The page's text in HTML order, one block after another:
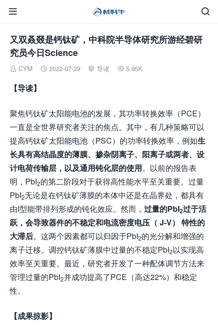


又双叒叕是钙钛矿，中科院半导体研究所游经碧研
究员今日Science
 CYM  2022-07-29  导读  5.95K
【导读】
聚焦钙钛矿太阳能电池的发展，其功率转换效率（PCE）
一直是全世界研究者关注的焦点。其中，有几种策略可以
提高钙钛矿太阳能电池（PSC）的功率转换效率，例如生
长具有高结晶度的薄膜、掺杂阴离子、阳离子或两者、 设
计电荷传输层，以及通用钝化层的使用。以前的报告表
明，PbI2的第二阶段对于获得高性能水平至关重要。过量
PbI2无论是在钙钛矿薄膜的本体中还是在晶界处，都具有
由I型能带排列形成的钝化效应。然而， 过量的PbI2过于活
跃，会导致器件的不稳定和电流密度电压（ J-V） 特性的
大滞后。这两个因素都可以归因于PbI2的光分解和增强的
离子迁移。调控钙钛矿薄膜中过量的不稳定PbI2以实现高
效率至关重要。最近，研究者开发了一种配体调节方法来
管理过量的PbI2并成功提高了PCE（高达22%）和稳定
性。
【成果掠影】